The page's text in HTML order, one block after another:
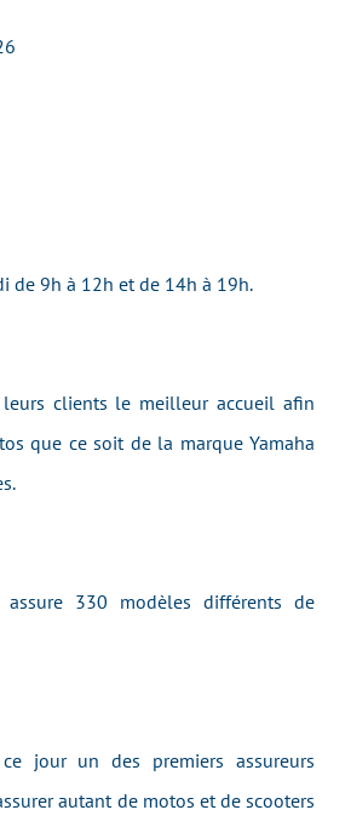
de 9h à 12h et de 14h à 19h.
clients le meilleur accueil afin
que ce soit de la marque Yamaha
330 modèles différents de
jour un des premiers assureurs
autant de motos et de scooters